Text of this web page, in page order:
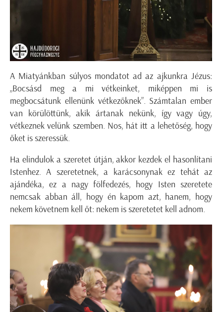
A Miatyánkban súlyos mondatot ad az ajkunkra Jézus:
„Bocsásd meg a mi vétkeinket, miképpen mi is
megbocsátunk ellenünk vétkezőknek”. Számtalan ember
van körülöttünk, akik ártanak nekünk, így vagy úgy,
vétkeznek velünk szemben. Nos, hát itt a lehetőség, hogy
őket is szeressük.
Ha elindulok a szeretet útján, akkor kezdek el hasonlítani
Istenhez. A szeretetnek, a karácsonynak ez tehát az
ajándéka, ez a nagy fölfedezés, hogy Isten szeretete
nemcsak abban áll, hogy én kapom azt, hanem, hogy
nekem követnem kell őt: nekem is szeretetet kell adnom.